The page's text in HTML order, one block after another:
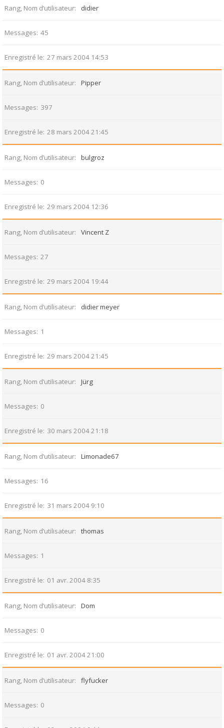
Rang, Nom d’utilisateur didier
Messages 45
Enregistré le 27 mars 2004 14:53
Rang, Nom d’utilisateur Pipper
Messages 397
Enregistré le 28 mars 2004 21:45
Rang, Nom d’utilisateur bulgroz
Messages 0
Enregistré le 29 mars 2004 12:36
Rang, Nom d’utilisateur Vincent Z
Messages 27
Enregistré le 29 mars 2004 19:44
Rang, Nom d’utilisateur didier meyer
Messages 1
Enregistré le 29 mars 2004 21:45
Rang, Nom d’utilisateur Jürg
Messages 0
Enregistré le 30 mars 2004 21:18
Rang, Nom d’utilisateur Limonade67
Messages 16
Enregistré le 31 mars 2004 9:10
Rang, Nom d’utilisateur thomas
Messages 1
Enregistré le 01 avr. 2004 8:35
Rang, Nom d’utilisateur Dom
Messages 0
Enregistré le 01 avr. 2004 21:00
Rang, Nom d’utilisateur flyfucker
Messages 0